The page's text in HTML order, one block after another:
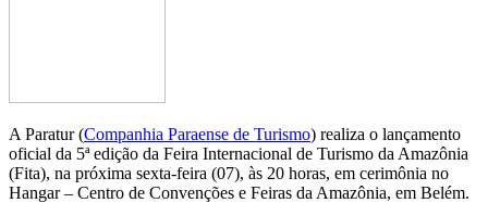
A Paratur (Companhia Paraense de Turismo) realiza o lançamento
oficial da 5ª edição da Feira Internacional de Turismo da Amazônia
(Fita), na próxima sexta-feira (07), às 20 horas, em cerimônia no
Hangar – Centro de Convenções e Feiras da Amazônia, em Belém.